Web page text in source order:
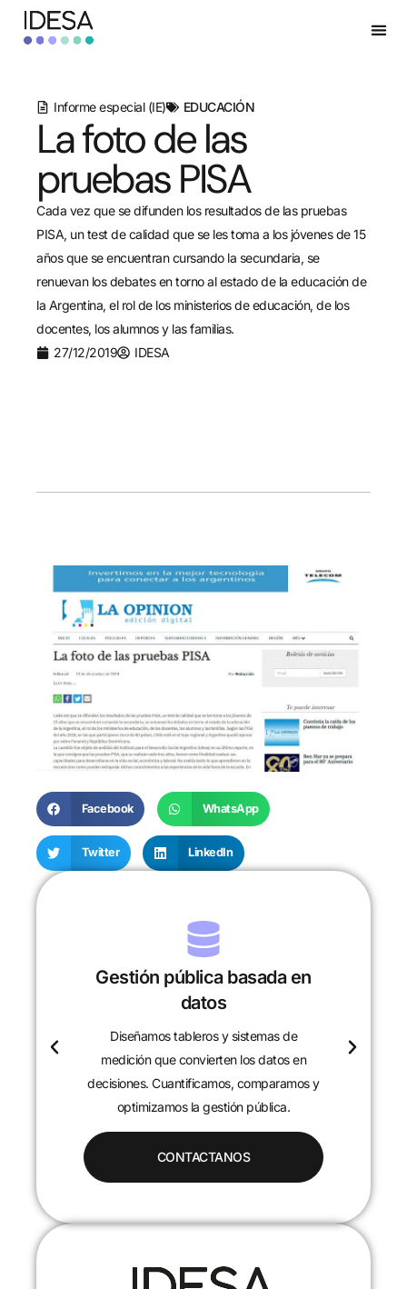
Informe especial (IE) EDUCACIÓN
La foto de las
pruebas PISA
Cada vez que se difunden los resultados de las pruebas
PISA, un test de calidad que se les toma a los jóvenes de 15
años que se encuentran cursando la secundaria, se
renuevan los debates en torno al estado de la educación de
la Argentina, el rol de los ministerios de educación, de los
docentes, los alumnos y las familias.
27/12/2019
IDESA
Facebook WhatsApp
Twitter LinkedIn
Gestión pública basada en
datos
Diseñamos tableros y sistemas de
medición que convierten los datos en
decisiones. Cuantificamos, comparamos y
optimizamos la gestión pública.
CONTACTANOS